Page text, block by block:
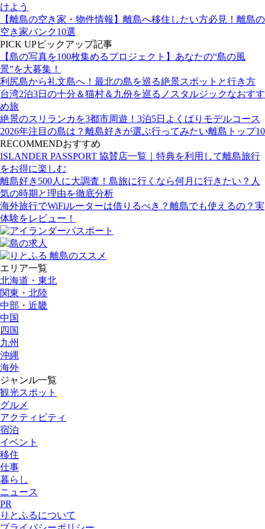
けよう
【離島の空き家・物件情報】離島へ移住したい方必見！離島の
空き家バンク10選
PICK UPピックアップ記事
【島の写真を100枚集めるプロジェクト】あなたの“島の風
景”を大募集！
利尻島から礼文島へ！最北の島を巡る絶景スポットと行き方
台湾2泊3日の十分＆猫村＆九份を巡るノスタルジックなおすす
め旅
絶景のスリランカを3都市周遊！3泊5日よくばりモデルコース
2026年注目の島は？離島好きが選ぶ行ってみたい離島トップ10
RECOMMENDおすすめ
ISLANDER PASSPORT 協賛店一覧｜特典を利用して離島旅行
をお得に楽しむ
離島好き500人に大調査！島旅に行くなら何月に行きたい？人
気の時期と理由を徹底分析
海外旅行でWiFiルーターは借りるべき？離島でも使えるの？実
体験をレビュー！
エリア一覧
北海道・東北
関東・北陸
中部・近畿
中国
四国
九州
沖縄
海外
ジャンル一覧
観光スポット
グルメ
アクティビティ
宿泊
イベント
移住
仕事
暮らし
ニュース
PR
りとふるについて